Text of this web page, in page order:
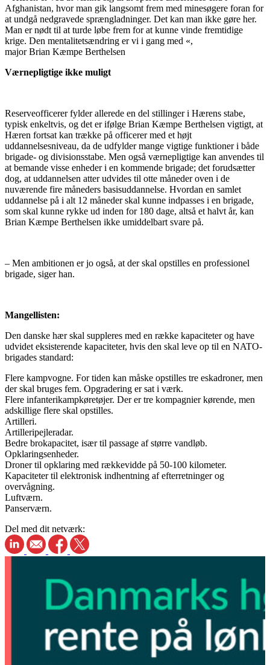
Afghanistan, hvor man gik langsomt frem med minesøgere foran for
at undgå nedgravede sprængladninger. Det kan man ikke gøre her.
Man er nødt til at turde løbe frem for at kunne vinde fremtidige
krige. Den mentalitetsændring er vi i gang med «,
major Brian Kæmpe Berthelsen
Værnepligtige ikke muligt
Reserveofficerer fylder allerede en del stillinger i Hærens stabe,
typisk enkeltvis, og det er ifølge Brian Kæmpe Berthelsen vigtigt, at
Hæren fortsat kan trække på officerer med et højt
uddannelsesniveau, da de udfylder mange vigtige funktioner i både
brigade- og divisionsstabe. Men også værnepligtige kan anvendes til
at bemande visse enheder i en kommende brigade; det forudsætter
dog, at uddannelsen atter udvides til otte måneder oven i de
nuværende fire måneders basisuddannelse. Hvordan en samlet
uddannelse på i alt 12 måneder skal kunne indpasses i en brigade,
som skal kunne rykke ud inden for 180 dage, altså et halvt år, kan
Brian Kæmpe Berthelsen ikke umiddelbart svare på.
– Men ambitionen er jo også, at der skal opstilles en professionel
brigade, siger han.
Mangellisten:
Den danske hær skal suppleres med en række kapaciteter og have
udvidet eksisterende kapaciteter, hvis den skal leve op til en NATO-
brigades standard:
Flere kampvogne. For tiden kan måske opstilles tre eskadroner, men
der skal bruges fem. Opgradering er sat i værk.
Flere infanterikampkøretøjer. Der er tre kompagnier kørende, men
adskillige flere skal opstilles.
Artilleri.
Artilleripejleradar.
Bedre brokapacitet, især til passage af større vandløb.
Opklaringsenheder.
Droner til opklaring med rækkevidde på 50-100 kilometer.
Kapaciteter til elektronisk indhentning af efterretninger og
overvågning.
Luftværn.
Panserværn.
Del med dit netværk: